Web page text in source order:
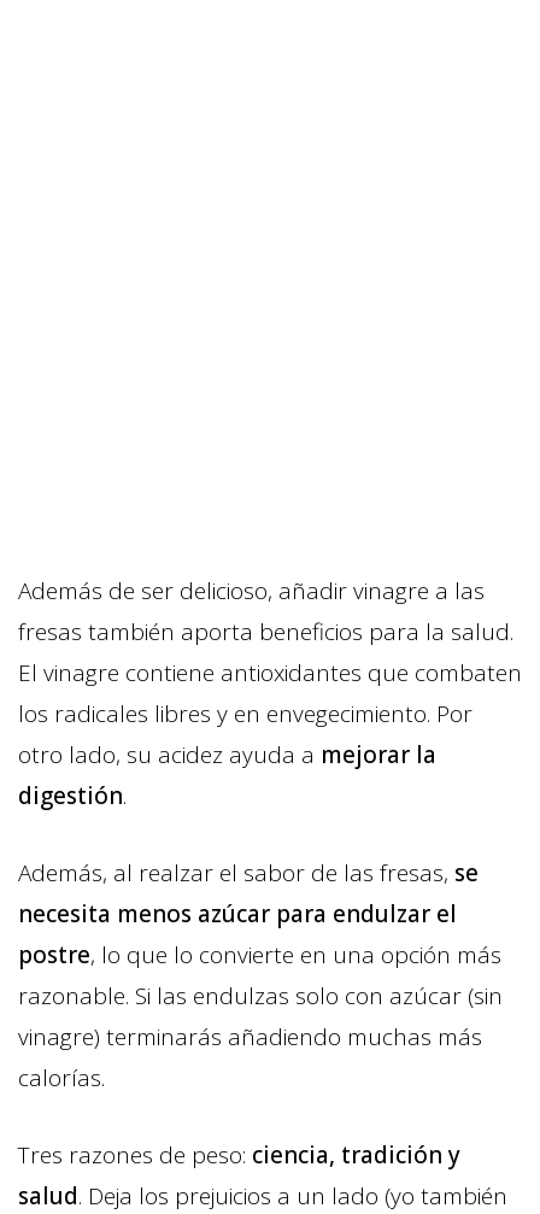
Además de ser delicioso, añadir vinagre a las
fresas también aporta beneficios para la salud.
El vinagre contiene antioxidantes que combaten
los radicales libres y en envegecimiento. Por
otro lado, su acidez ayuda a mejorar la
digestión.
Además, al realzar el sabor de las fresas, se
necesita menos azúcar para endulzar el
postre, lo que lo convierte en una opción más
razonable. Si las endulzas solo con azúcar (sin
vinagre) terminarás añadiendo muchas más
calorías.
Tres razones de peso: ciencia, tradición y
salud. Deja los prejuicios a un lado (yo también